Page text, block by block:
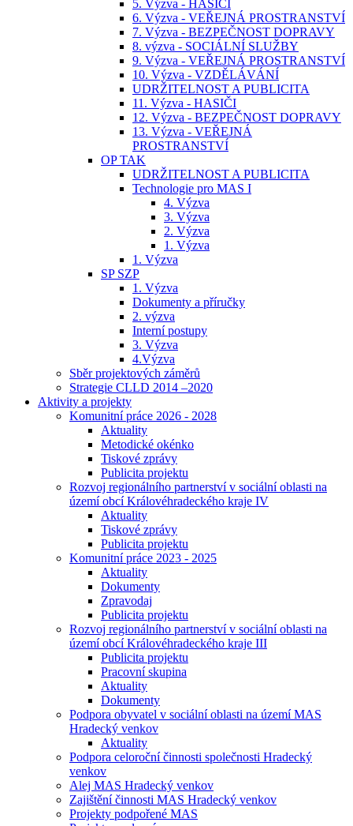
5. Výzva - HASIČI
6. Výzva - VEŘEJNÁ PROSTRANSTVÍ
7. Výzva - BEZPEČNOST DOPRAVY
8. výzva - SOCIÁLNÍ SLUŽBY
9. Výzva - VEŘEJNÁ PROSTRANSTVÍ
10. Výzva - VZDĚLÁVÁNÍ
UDRŽITELNOST A PUBLICITA
11. Výzva - HASIČI
12. Výzva - BEZPEČNOST DOPRAVY
13. Výzva - VEŘEJNÁ
PROSTRANSTVÍ
OP TAK
UDRŽITELNOST A PUBLICITA
Technologie pro MAS I
4. Výzva
3. Výzva
2. Výzva
1. Výzva
1. Výzva
SP SZP
1. Výzva
Dokumenty a příručky
2. výzva
Interní postupy
3. Výzva
4.Výzva
Sběr projektových záměrů
Strategie CLLD 2014 –2020
Aktivity a projekty
Komunitní práce 2026 - 2028
Aktuality
Metodické okénko
Tiskové zprávy
Publicita projektu
Rozvoj regionálního partnerství v sociální oblasti na
území obcí Královéhradeckého kraje IV
Aktuality
Tiskové zprávy
Publicita projektu
Komunitní práce 2023 - 2025
Aktuality
Dokumenty
Zpravodaj
Publicita projektu
Rozvoj regionálního partnerství v sociální oblasti na
území obcí Královéhradeckého kraje III
Publicita projektu
Pracovní skupina
Aktuality
Dokumenty
Podpora obyvatel v sociální oblasti na území MAS
Hradecký venkov
Aktuality
Podpora celoroční činnosti společnosti Hradecký
venkov
Alej MAS Hradecký venkov
Zajištění činnosti MAS Hradecký venkov
Projekty podpořené MAS